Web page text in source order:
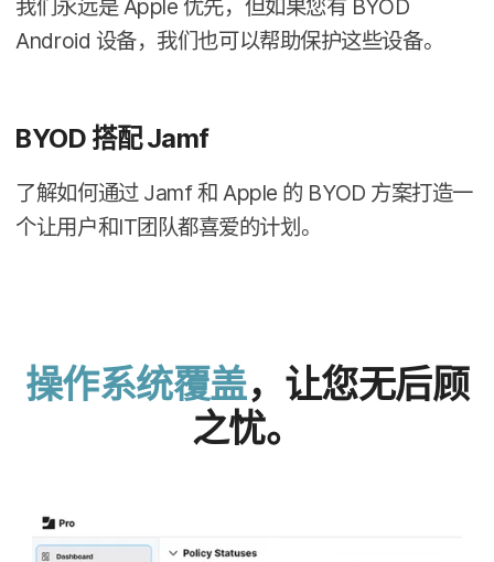
我们​永远​是Apple 优先，​但​如果​您​有BYOD
Android 设备，​我们​也​可以​帮助​保护​这些​设备。
BYOD 搭配Jamf
了解​如何​通过Jamf和 Apple 的 BYOD 方案​打造​一​
个​让​用户​和IT团队​都​喜爱​的​计划。
操作​系统​覆盖，​让​您​无​后顾​
之忧。